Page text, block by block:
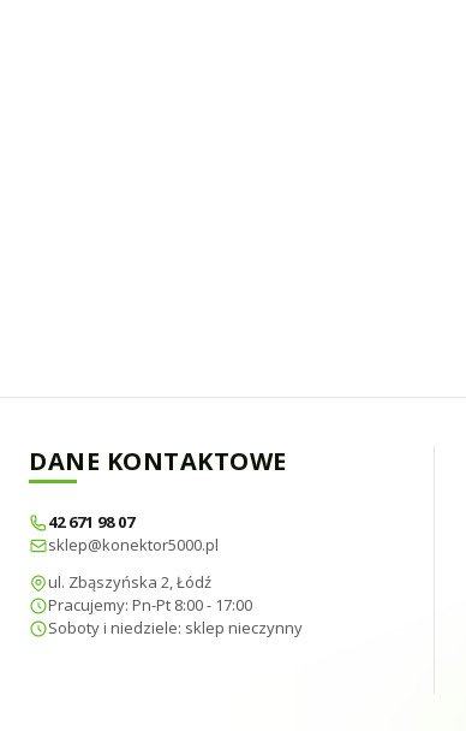
DANE KONTAKTOWE
42 671 98 07
sklep@konektor5000.pl
ul. Zbąszyńska 2, Łódź
Pracujemy: Pn-Pt 8:00 - 17:00
Soboty i niedziele: sklep nieczynny